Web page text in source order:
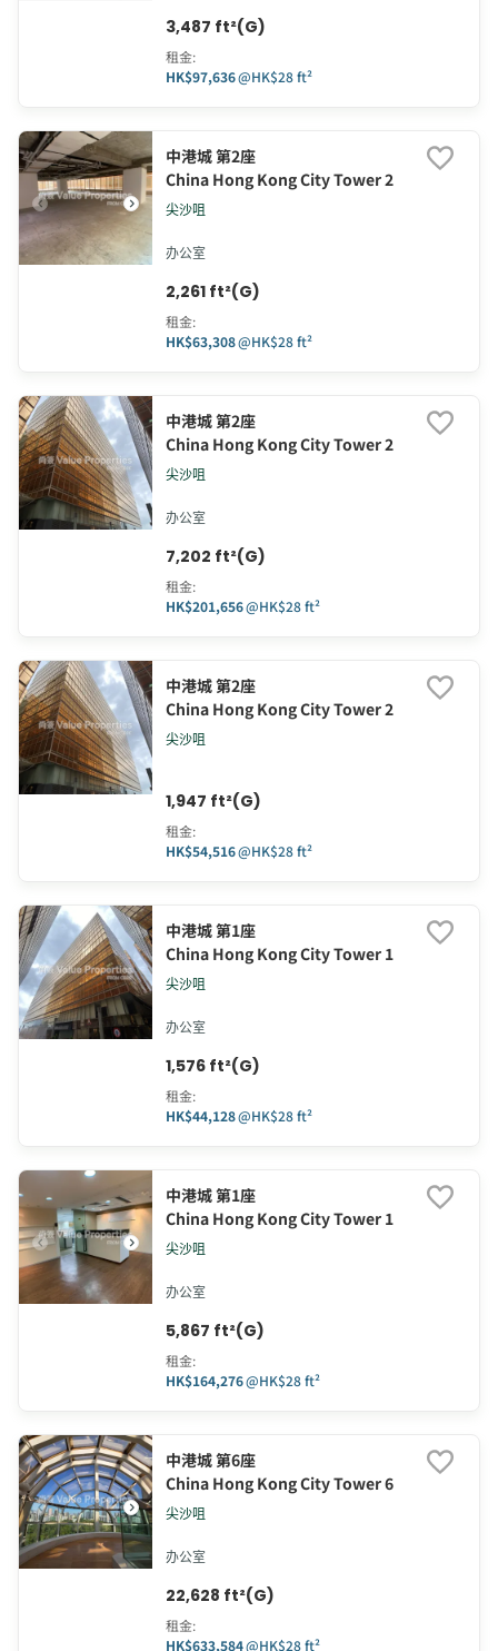
3,487 ft²(G)
租金:
HK$97,636@HK$28 ft²
中港城 第2座
China Hong Kong City Tower 2
尖沙咀
办公室
2,261 ft²(G)
租金:
HK$63,308@HK$28 ft²
中港城 第2座
China Hong Kong City Tower 2
尖沙咀
办公室
7,202 ft²(G)
租金:
HK$201,656@HK$28 ft²
中港城 第2座
China Hong Kong City Tower 2
尖沙咀
1,947 ft²(G)
租金:
HK$54,516@HK$28 ft²
中港城 第1座
China Hong Kong City Tower 1
尖沙咀
办公室
1,576 ft²(G)
租金:
HK$44,128@HK$28 ft²
中港城 第1座
China Hong Kong City Tower 1
尖沙咀
办公室
5,867 ft²(G)
租金:
HK$164,276@HK$28 ft²
中港城 第6座
China Hong Kong City Tower 6
尖沙咀
办公室
22,628 ft²(G)
租金:
HK$633,584@HK$28 ft²